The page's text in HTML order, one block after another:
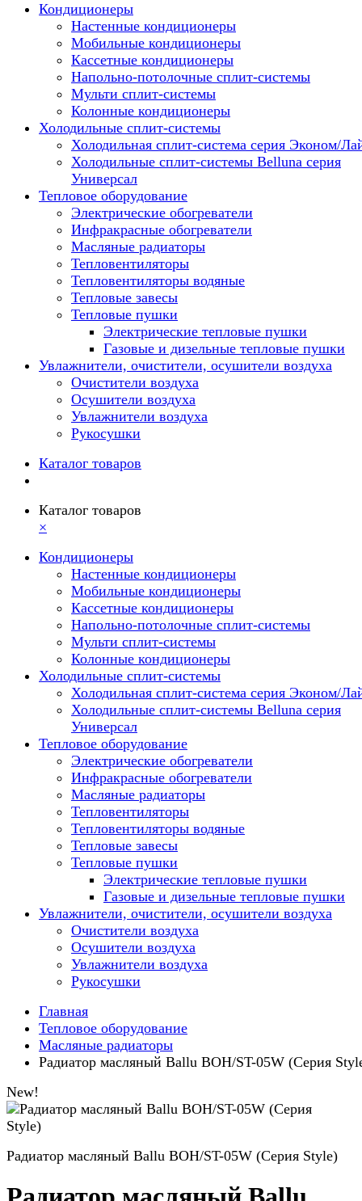
Кондиционеры
Настенные кондиционеры
Мобильные кондиционеры
Кассетные кондиционеры
Напольно-потолочные сплит-системы
Мульти сплит-системы
Колонные кондиционеры
Холодильные сплит-системы
Холодильная сплит-система серия Эконом/
Холодильные сплит-системы Belluna серия
Универсал
Тепловое оборудование
Электрические обогреватели
Инфракрасные обогреватели
Масляные радиаторы
Тепловентиляторы
Тепловентиляторы водяные
Тепловые завесы
Тепловые пушки
Электрические тепловые пушки
Газовые и дизельные тепловые пушки
Увлажнители, очистители, осушители воздуха
Очистители воздуха
Осушители воздуха
Увлажнители воздуха
Рукосушки
Каталог товаров
Каталог товаров
×
Кондиционеры
Настенные кондиционеры
Мобильные кондиционеры
Кассетные кондиционеры
Напольно-потолочные сплит-системы
Мульти сплит-системы
Колонные кондиционеры
Холодильные сплит-системы
Холодильная сплит-система серия Эконом/
Холодильные сплит-системы Belluna серия
Универсал
Тепловое оборудование
Электрические обогреватели
Инфракрасные обогреватели
Масляные радиаторы
Тепловентиляторы
Тепловентиляторы водяные
Тепловые завесы
Тепловые пушки
Электрические тепловые пушки
Газовые и дизельные тепловые пушки
Увлажнители, очистители, осушители воздуха
Очистители воздуха
Осушители воздуха
Увлажнители воздуха
Рукосушки
Главная
Тепловое оборудование
Масляные радиаторы
Радиатор масляный Ballu BOH/ST-05W (Серия
New!
Радиатор масляный Ballu BOH/ST-05W (Серия Style)